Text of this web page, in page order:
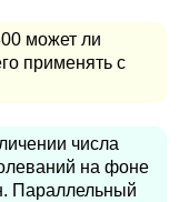
может ли
применять с
числа
на фоне
Параллельный